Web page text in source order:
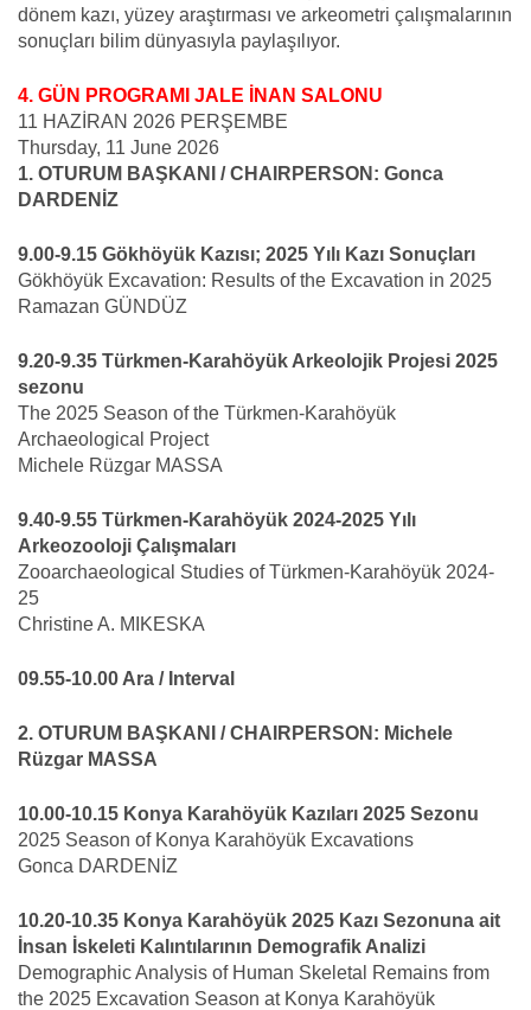
dönem kazı, yüzey araştırması ve arkeometri çalışmalarının
sonuçları bilim dünyasıyla paylaşılıyor.
4. GÜN PROGRAMI JALE İNAN SALONU
11 HAZİRAN 2026 PERŞEMBE
Thursday, 11 June 2026
1. OTURUM BAŞKANI / CHAIRPERSON: Gonca
DARDENİZ
9.00-9.15 Gökhöyük Kazısı; 2025 Yılı Kazı Sonuçları
Gökhöyük Excavation: Results of the Excavation in 2025
Ramazan GÜNDÜZ
9.20-9.35 Türkmen-Karahöyük Arkeolojik Projesi 2025
sezonu
The 2025 Season of the Türkmen-Karahöyük
Archaeological Project
Michele Rüzgar MASSA
9.40-9.55 Türkmen-Karahöyük 2024-2025 Yılı
Arkeozooloji Çalışmaları
Zooarchaeological Studies of Türkmen-Karahöyük 2024-
25
Christine A. MIKESKA
09.55-10.00 Ara / Interval
2. OTURUM BAŞKANI / CHAIRPERSON: Michele
Rüzgar MASSA
10.00-10.15 Konya Karahöyük Kazıları 2025 Sezonu
2025 Season of Konya Karahöyük Excavations
Gonca DARDENİZ
10.20-10.35 Konya Karahöyük 2025 Kazı Sezonuna ait
İnsan İskeleti Kalıntılarının Demografik Analizi
Demographic Analysis of Human Skeletal Remains from
the 2025 Excavation Season at Konya Karahöyük